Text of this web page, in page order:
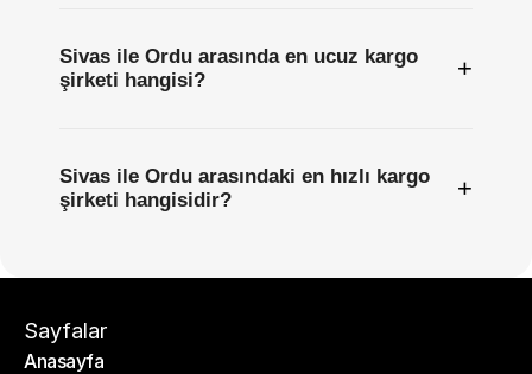
Sivas ile Ordu arasında en ucuz kargo
şirketi hangisi?
+
Sivas ile Ordu arasındaki en hızlı kargo
şirketi hangisidir?
+
Sayfalar
Anasayfa